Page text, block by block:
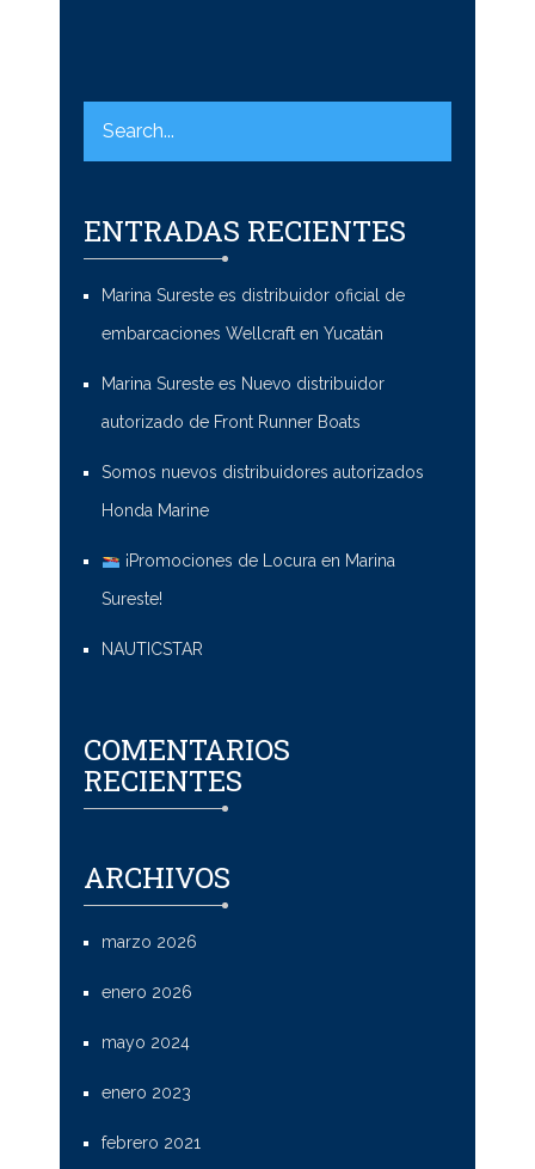
ENTRADAS RECIENTES
Marina Sureste es distribuidor oficial de
embarcaciones Wellcraft en Yucatán
Marina Sureste es Nuevo distribuidor
autorizado de Front Runner Boats
Somos nuevos distribuidores autorizados
Honda Marine
¡Promociones de Locura en Marina
Sureste!
NAUTICSTAR
COMENTARIOS
RECIENTES
ARCHIVOS
marzo 2026
enero 2026
mayo 2024
enero 2023
febrero 2021